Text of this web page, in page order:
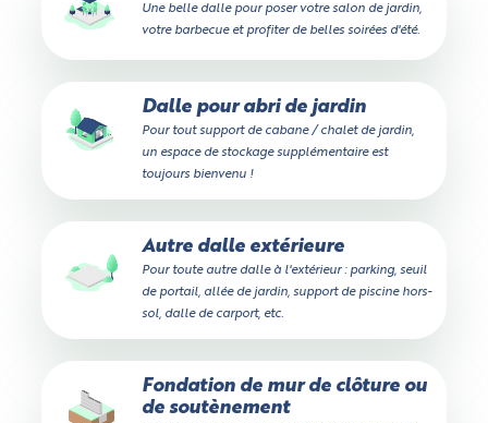
Une belle dalle pour poser votre salon de jardin,
votre barbecue et profiter de belles soirées d'été.
Dalle pour abri de jardin
Pour tout support de cabane / chalet de jardin,
un espace de stockage supplémentaire est
toujours bienvenu !
Autre dalle extérieure
Pour toute autre dalle à l'extérieur : parking, seuil
de portail, allée de jardin, support de piscine hors-
sol, dalle de carport, etc.
Fondation de mur de clôture ou
de soutènement